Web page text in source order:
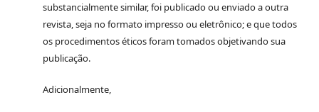
substancialmente similar, foi publicado ou enviado a outra
revista, seja no formato impresso ou eletrônico; e que todos
os procedimentos éticos foram tomados objetivando sua
publicação.
Adicionalmente,